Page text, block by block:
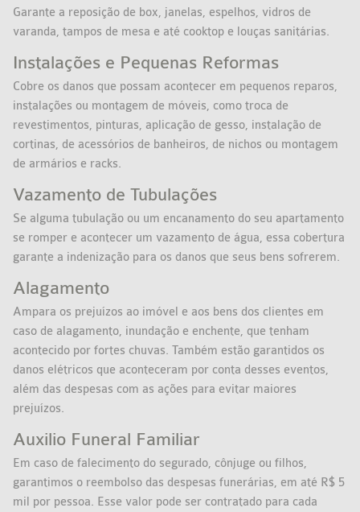
Garante a reposição de box, janelas, espelhos, vidros de
varanda, tampos de mesa e até cooktop e louças sanitárias.
Instalações e Pequenas Reformas
Cobre os danos que possam acontecer em pequenos reparos,
instalações ou montagem de móveis, como troca de
revestimentos, pinturas, aplicação de gesso, instalação de
cortinas, de acessórios de banheiros, de nichos ou montagem
de armários e racks.
Vazamento de Tubulações
Se alguma tubulação ou um encanamento do seu apartamento
se romper e acontecer um vazamento de água, essa cobertura
garante a indenização para os danos que seus bens sofrerem.
Alagamento
Ampara os prejuízos ao imóvel e aos bens dos clientes em
caso de alagamento, inundação e enchente, que tenham
acontecido por fortes chuvas. Também estão garantidos os
danos elétricos que aconteceram por conta desses eventos,
além das despesas com as ações para evitar maiores
prejuízos.
Auxilio Funeral Familiar
Em caso de falecimento do segurado, cônjuge ou filhos,
garantimos o reembolso das despesas funerárias, em até R$ 5
mil por pessoa. Esse valor pode ser contratado para cada